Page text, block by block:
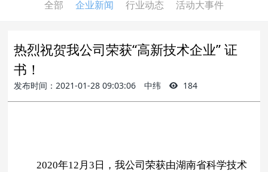
全部 企业新闻 行业动态 活动大事件
热烈祝贺我公司荣获“高新技术企业” 证
书！
发布时间：2021-01-28 09:03:06 中纬 184
2020年12月3日，我公司荣获由湖南省科学技术